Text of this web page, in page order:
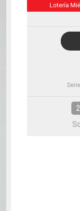
Lotería
Serie